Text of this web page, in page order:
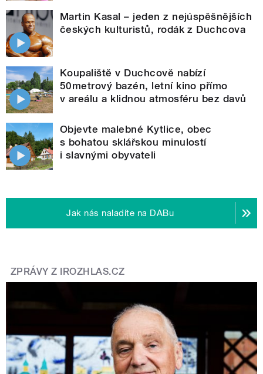
Martin Kasal – jeden z nejúspěšnějších
českých kulturistů, rodák z Duchcova
Koupaliště v Duchcově nabízí
50metrový bazén, letní kino přímo
v areálu a klidnou atmosféru bez davů
Objevte malebné Kytlice, obec
s bohatou sklářskou minulostí
i slavnými obyvateli
Jak nás naladíte na DABu
ZPRÁVY Z IROZHLAS.CZ